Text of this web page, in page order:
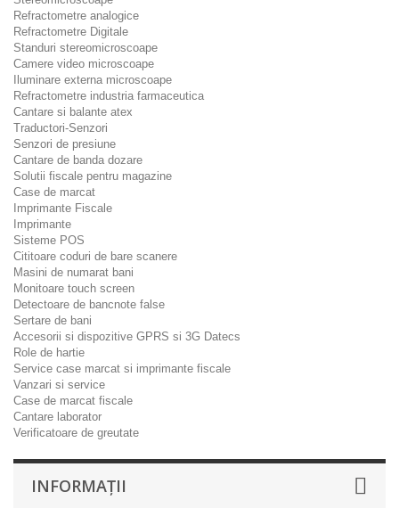
Refractometre analogice
Refractometre Digitale
Standuri stereomicroscoape
Camere video microscoape
Iluminare externa microscoape
Refractometre industria farmaceutica
Cantare si balante atex
Traductori-Senzori
Senzori de presiune
Cantare de banda dozare
Solutii fiscale pentru magazine
Case de marcat
Imprimante Fiscale
Imprimante
Sisteme POS
Cititoare coduri de bare scanere
Masini de numarat bani
Monitoare touch screen
Detectoare de bancnote false
Sertare de bani
Accesorii si dispozitive GPRS si 3G Datecs
Role de hartie
Service case marcat si imprimante fiscale
Vanzari si service
Case de marcat fiscale
Cantare laborator
Verificatoare de greutate
INFORMAŢII